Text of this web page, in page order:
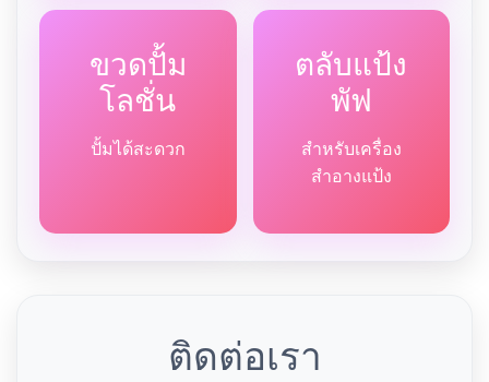
ขวดปั้ม
โลชั่น
ปั้มได้สะดวก
ตลับแป้ง
พัฟ
สำหรับเครื่อง
สำอางแป้ง
ติดต่อเรา